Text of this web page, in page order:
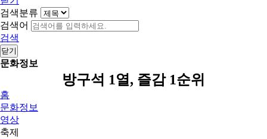
검색분류
검색어
검색
닫기
문화정보
방구석 1열, 즐감 1순위
홈
문화정보
영상
축제